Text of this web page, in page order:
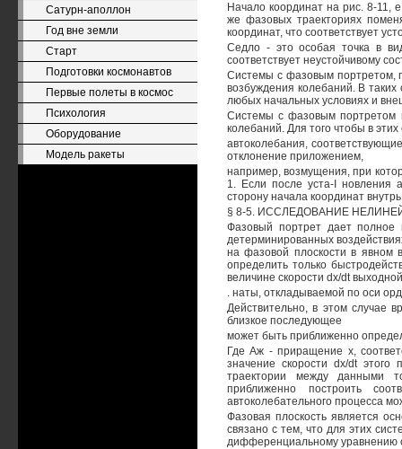
Сатурн-аполлон
Год вне земли
Старт
Подготовки космонавтов
Первые полеты в космос
Психология
Оборудование
Модель ракеты
Начало координат на рис. 8-11,
же фазовых траекториях
координат, что соответствует
Седло - это особая точка в
соответствует неустойчивому
Системы с фазовым портретом,
возбуждения колебаний. В таких
любых начальных условиях и
Системы с фазовым портретом
колебаний. Для того чтобы в этих
автоколебания,
отклонение приложением,
например, возмущения, при
1. Если после уста-I новления
сторону начала координат
§ 8-5. ИССЛЕДОВАНИЕ
Фазовый портрет дает полное
детерминированных
на фазовой плоскости в явном
определить только
величине скорости dx/dt
. наты, откладываемой по оси
Действительно, в этом случае
близкое последующее
может быть приближенно
Где Аж - приращение х,
значение скорости dx/dt
траектории между данными
приближенно построить
автоколебательного процесса
Фазовая плоскость является
связано с тем, что для этих
дифференциальному уравнению